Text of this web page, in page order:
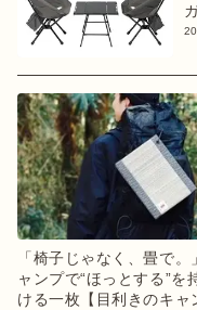
「椅子じゃなく、畳で。
ャンプで“ほっとする”を
ける一枚【目利きのキャ